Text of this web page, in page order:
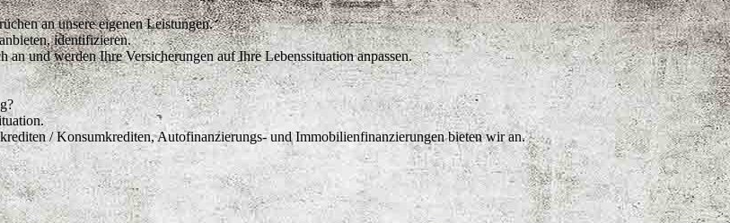
an unsere eigenen Leistungen.
identifizieren.
und werden Ihre Versicherungen auf Ihre Lebenssituation anpassen.
/ Konsumkrediten, Autofinanzierungs- und Immobilienfinanzierungen bieten wir an.